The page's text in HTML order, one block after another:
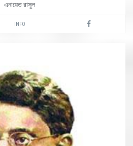
এনায়েত রাসুল
INFO